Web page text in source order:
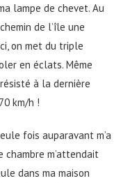
lampe de chevet. Au
de l’île une
on met du triple
en éclats. Même
à la dernière
km/h !
fois auparavant m’a
chambre m’attendait
dans ma maison